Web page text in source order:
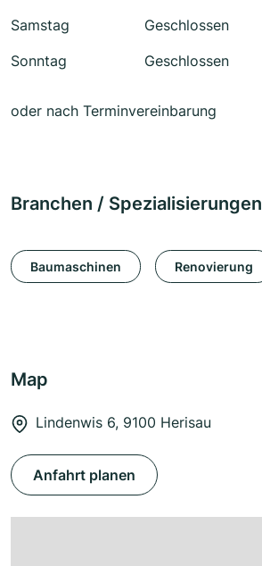
Samstag
Geschlossen
Sonntag
Geschlossen
oder nach Terminvereinbarung
Branchen / Spezialisierungen
Baumaschinen Renovierung
Map
Lindenwis 6, 9100 Herisau
Anfahrt planen